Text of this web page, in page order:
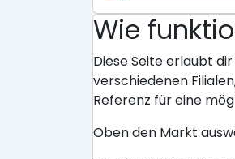
Wie
Diese Seite erlaubt
verschiedenen
Referenz für eine
Oben den Markt